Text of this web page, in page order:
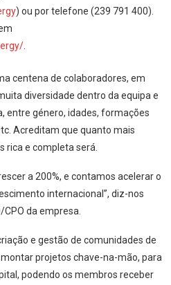
) ou por telefone (239 791 400).
centena de colaboradores, em
diversidade dentro da equipa e
entre género, idades, formações
Acreditam que quanto mais
rica e completa será.
a 200%, e contamos acelerar o
internacional”, diz-nos
CPO da empresa.
e gestão de comunidades de
projetos chave-na-mão, para
podendo os membros receber